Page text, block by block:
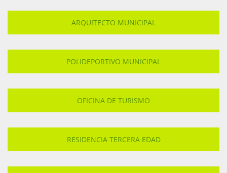
ARQUITECTO MUNICIPAL
POLIDEPORTIVO MUNICIPAL
OFICINA DE TURISMO
RESIDENCIA TERCERA EDAD